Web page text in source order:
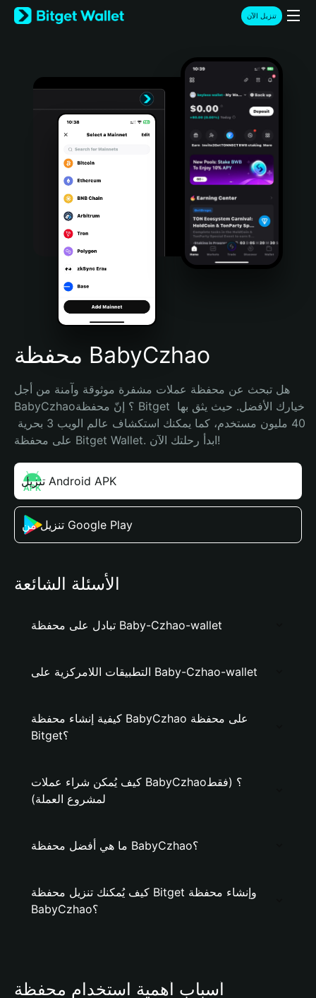
English
日本語
Türkçe
Português (Portugal)
Bahasa Indonesia
Português (Brasil)
Español (Argentina)
تنزيل الآن
محفظة BabyCzhao
هل تبحث عن محفظة عملات مشفرة موثوقة وآمنة من أجل
BabyCzhao؟ إنّ محفظة Bitget خيارك الأفضل. حيث يثق بها
على محفظة Bitget Wallet. ابدأ رحلتك الآن!
تنزيل Android APK
تنزيل من Google Play
الأسئلة الشائعة
تبادل على محفظة Baby-Czhao-wallet
التطبيقات اللامركزية على Baby-Czhao-wallet
كيفية إنشاء محفظة BabyCzhao على محفظة
Bitget؟
كيف يُمكن شراء عملات BabyCzhao؟ (فقط
لمشروع العملة)
ما هي أفضل محفظة BabyCzhao؟
كيف يُمكنك تنزيل محفظة Bitget وإنشاء محفظة
BabyCzhao؟
أسباب أهمية استخدام محفظة